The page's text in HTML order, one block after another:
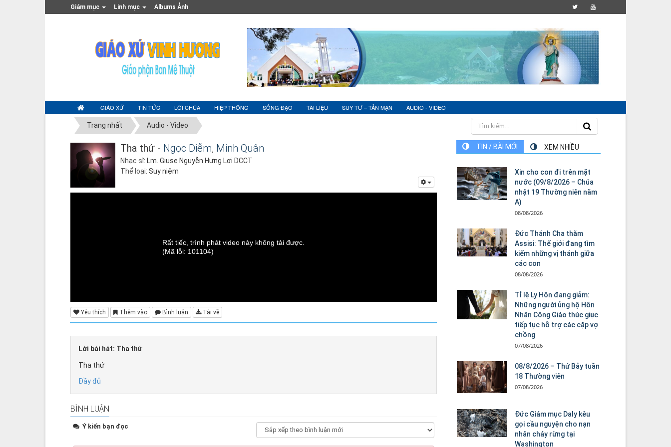
Giám mục Linh mục Albums Ảnh
GIÁO XỨ TIN TỨC LỜI CHÚA HIỆP THÔNG SỐNG ĐẠO TÀI LIỆU SUY TƯ – TẢN MẠN AUDIO - VIDEO
Trang nhất Audio - Video
Tha thứ - Ngọc Diễm, Minh Quân
Nhạc sĩ: Lm. Giuse Nguyễn Hưng Lợi DCCT
Thể loại: Suy niệm
Rất tiếc, trình phát video này không tải được.
(Mã lỗi: 101104)
Yêu thích Thêm vào Bình luận Tải về
Lời bài hát: Tha thứ
Tha thứ
Đầy đủ
BÌNH LUẬN
Ý kiến bạn đọc
TIN / BÀI MỚI XEM NHIỀU
Xin cho con đi trên mặt
nước (09/8/2026 – Chúa
nhật 19 Thường niên năm
A)
08/08/2026
Đức Thánh Cha thăm
Assisi: Thế giới đang tìm
kiếm những vị thánh giữa
các con
08/08/2026
Tỉ lệ Ly Hôn đang giảm:
Những người ủng hộ Hôn
Nhân Công Giáo thúc giục
tiếp tục hỗ trợ các cặp vợ
chồng
07/08/2026
08/8/2026 – Thứ Bảy tuần
18 Thường viên
07/08/2026
Đức Giám mục Daly kêu
gọi cầu nguyện cho nạn
nhân cháy rừng tại
Washington